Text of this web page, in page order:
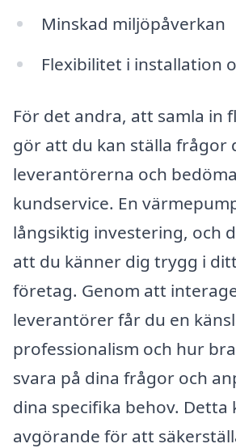
Minskad miljöpåverkan
Flexibilitet i installation
För det andra, att samla in
gör att du kan ställa frågor
leverantörerna och
kundservice. En
långsiktig investering, och
att du känner dig trygg i
företag. Genom att
leverantörer får du en
professionalism och hur
svara på dina frågor och
dina specifika behov. Detta
avgörande för att